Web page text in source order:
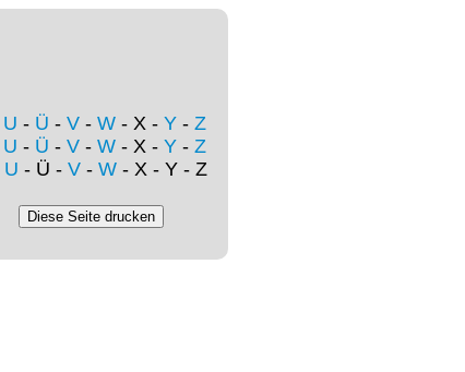
U - Ü - V - W - X - Y - Z
U - Ü - V - W - X - Y - Z
U - Ü - V- W- X - Y - Z